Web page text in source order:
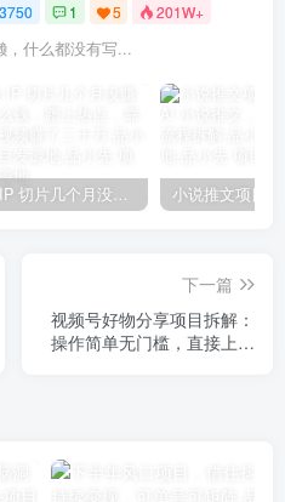
3750 1 5 201W+
，什么都没有写...
做 IP 切片几个月没赚到什么钱，蹭上热点，靠一个视频赚了二十万-品小先项目发源地
下一篇
视频号好物分享项目拆解：
操作简单无门槛，直接上手